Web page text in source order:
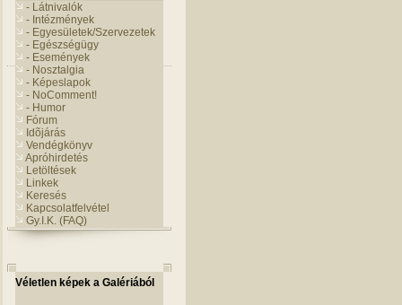
- Látnivalók
- Intézmények
- Egyesületek/Szervezetek
- Egészségügy
- Események
- Nosztalgia
- Képeslapok
- NoComment!
- Humor
Fórum
Idõjárás
Vendégkönyv
Apróhirdetés
Letöltések
Linkek
Keresés
Kapcsolatfelvétel
Gy.I.K. (FAQ)
Véletlen képek a Galériából